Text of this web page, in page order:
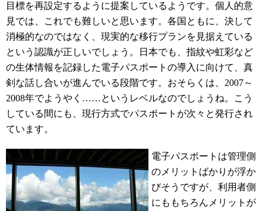
目標を再設定するように提案しているようです。個人的意
見では、これでも難しいと思います。各国ともに、決して
消極的なのではなく、現実的な移行プランを見据えている
という認識が正しいでしょう。日本でも、指紋や虹彩など
の生体情報を記録した電子パスポートの導入に向けて、真
剣な話し合いが進んでいる段階です。おそらくは、2007～
2008年でようやく……というレベルなのでしょうね。こう
している間にも、現行方式でパスポートが次々と発行され
ています。
電子パスポートは管理側
のメリットばかりが浮か
びそうですが、利用者側
にももちろんメリットが